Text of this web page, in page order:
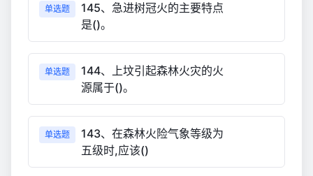
单选题
145、急进树冠火的主要特点
是()。
单选题
144、上坟引起森林火灾的火
源属于()。
单选题
143、在森林火险气象等级为
五级时,应该()